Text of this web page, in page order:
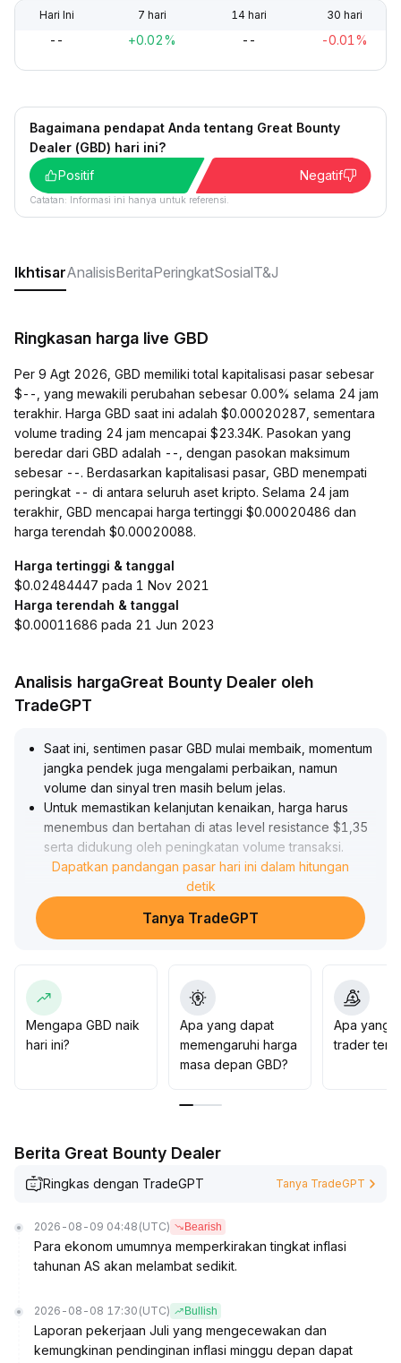
Hari Ini 7 hari 14 hari 30 hari
-- +0.02% -- -0.01%
Bagaimana pendapat Anda tentang Great Bounty
Dealer (GBD) hari ini?
Positif
Negatif
Catatan: Informasi ini hanya untuk referensi.
IkhtisarAnalisisBeritaPeringkatSosialT&J
Ringkasan harga live GBD
Per 9 Agt 2026, GBD memiliki total kapitalisasi pasar sebesar
$--, yang mewakili perubahan sebesar 0.00% selama 24 jam
terakhir. Harga GBD saat ini adalah $0.00020287, sementara
volume trading 24 jam mencapai $23.34K. Pasokan yang
beredar dari GBD adalah --, dengan pasokan maksimum
sebesar --. Berdasarkan kapitalisasi pasar, GBD menempati
peringkat -- di antara seluruh aset kripto. Selama 24 jam
terakhir, GBD mencapai harga tertinggi $0.00020486 dan
harga terendah $0.00020088.
Harga tertinggi & tanggal
$0.02484447 pada 1 Nov 2021
Harga terendah & tanggal
$0.00011686 pada 21 Jun 2023
Analisis hargaGreat Bounty Dealer oleh
TradeGPT
Saat ini, sentimen pasar GBD mulai membaik, momentum
jangka pendek juga mengalami perbaikan, namun
volume dan sinyal tren masih belum jelas.
Untuk memastikan kelanjutan kenaikan, harga harus
menembus dan bertahan di atas level resistance $1,35
serta didukung oleh peningkatan volume transaksi.
Secara fundamental jangka menengah-panjang belum
ada perubahan mendasar, sehingga tetap harus
waspada terhadap risiko penurunan tajam jika support
kunci $1,22 ditembus.
dengan stop-loss yang ketat, berpartisipasilah secara
hati-hati dan waspadai potensi tekanan di level tinggi
sebelumnya serta volatilitas pasar yang meningkat yang
bisa memicu koreksi
Dapatkan pandangan pasar hari ini dalam hitungan
detik
Tanya TradeGPT
Mengapa GBD naik
hari ini?
Apa yang dapat
memengaruhi harga
masa depan GBD?
Apa yang
trader
Berita Great Bounty Dealer
Ringkas dengan TradeGPT Tanya TradeGPT
2026-08-09 04:48 (UTC) Bearish
Para ekonom umumnya memperkirakan tingkat inflasi
tahunan AS akan melambat sedikit.
2026-08-08 17:30 (UTC) Bullish
Laporan pekerjaan Juli yang mengecewakan dan
kemungkinan pendinginan inflasi minggu depan dapat